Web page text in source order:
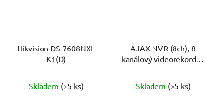
Hikvision DS-7608NXI-
K1(D)
Skladem (>5 ks)
AJAX NVR (8ch), 8
kanálový videorekordér,
hodnocení
Skladem (>5 ks)